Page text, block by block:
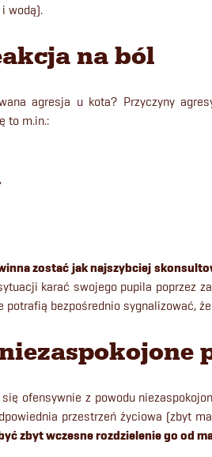
wodą).
na ból
agresja u kota? Przyczyny
to m.in.:
zostać jak najszybciej
karać swojego pupila poprzez
potrafią bezpośrednio sygnalizować,
ofensywnie z powodu
przestrzeń życiowa (zbyt
zbyt wczesne rozdzielenie go od